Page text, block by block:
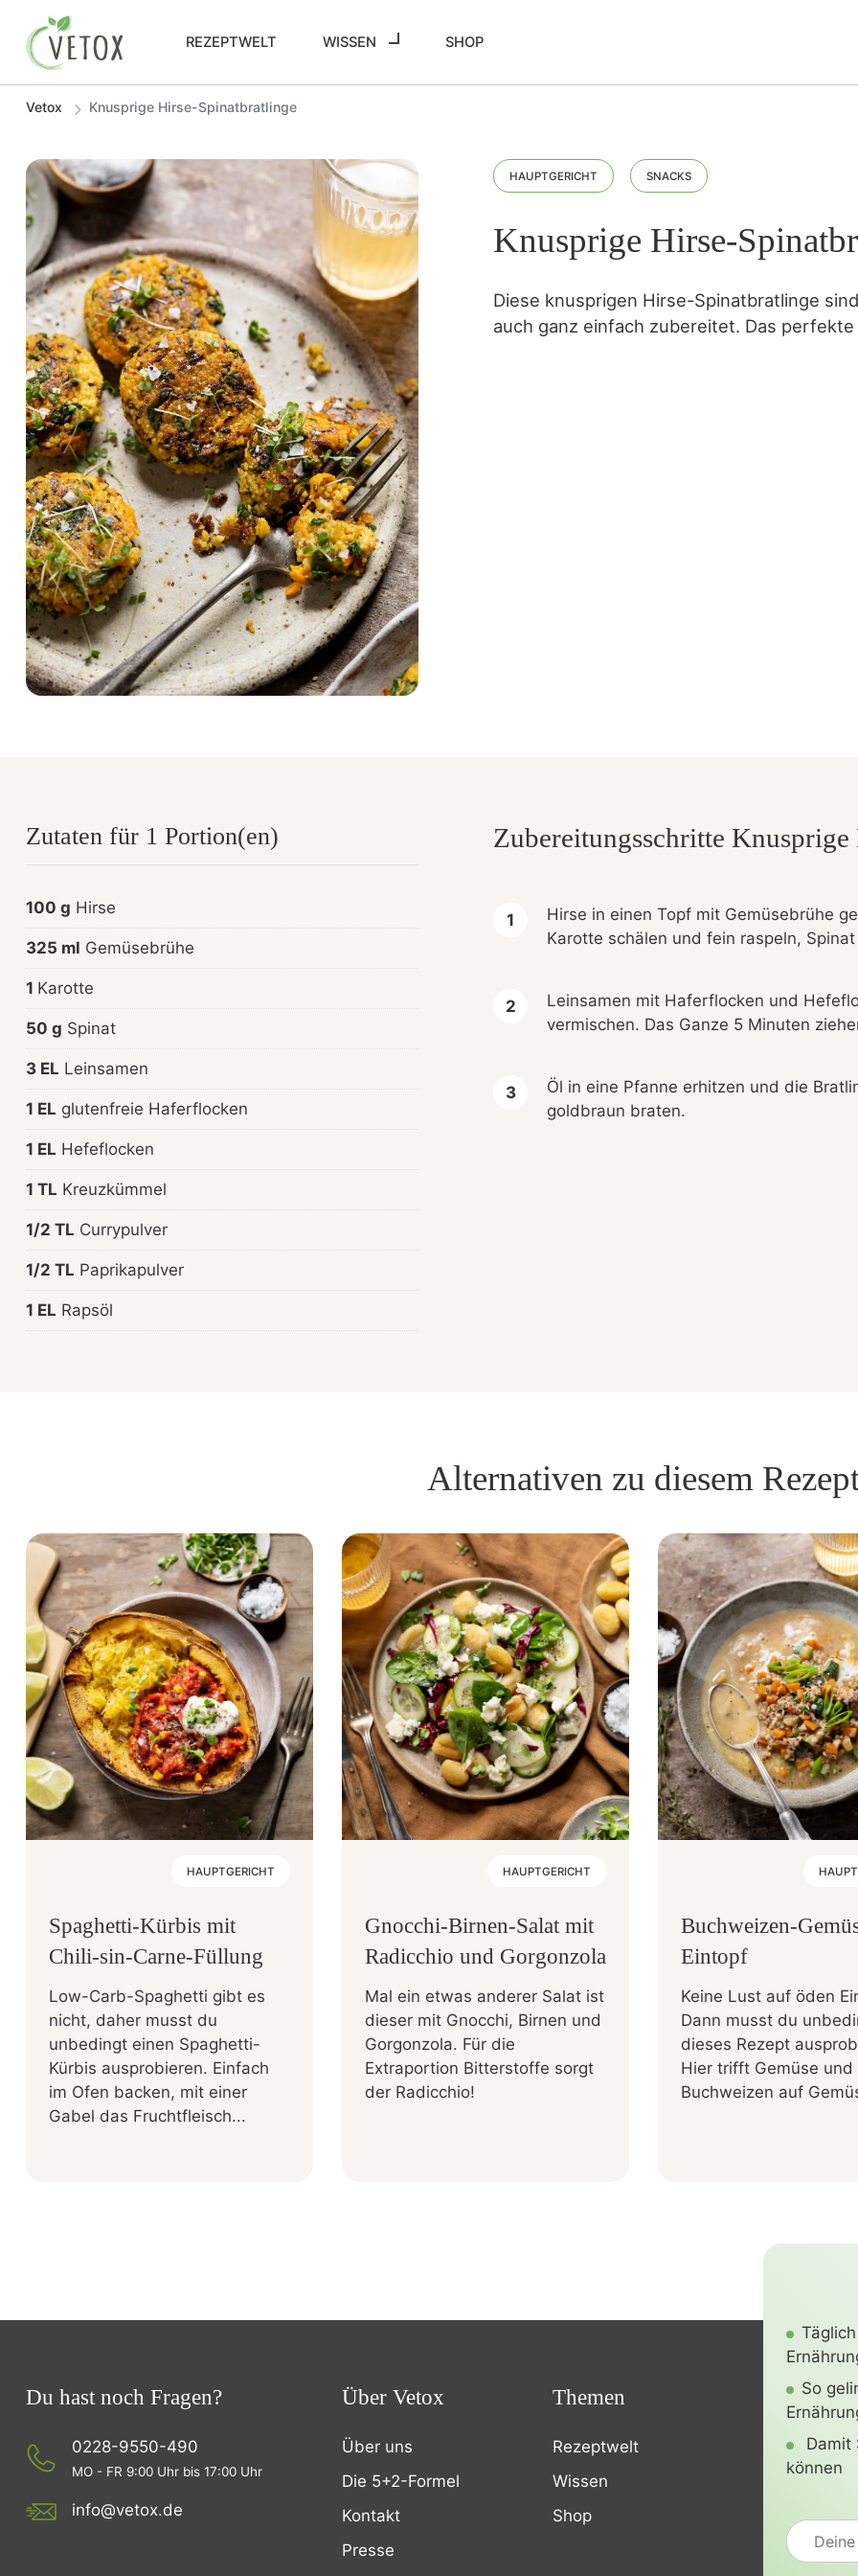
REZEPTWELT WISSEN SHOP
Vetox Knusprige Hirse-Spinatbratlinge
HAUPTGERICHT SNACKS
Knusprige Hirse-
Diese knusprigen Hirse-Spinatbratlinge
auch ganz einfach zubereitet. Das
Zutaten für 1 Portion(en)
100 g Hirse
325 ml Gemüsebrühe
1 Karotte
50 g Spinat
3 EL Leinsamen
1 EL glutenfreie Haferflocken
1 EL Hefeflocken
1 TL Kreuzkümmel
1/2 TL Currypulver
1/2 TL Paprikapulver
1 EL Rapsöl
Zubereitungsschritte
Hirse in einen Topf mit Gemüsebrühe
Karotte schälen und fein raspeln,
Leinsamen mit Haferflocken und
vermischen. Das Ganze 5 Minuten
Öl in eine Pfanne erhitzen und die
goldbraun braten.
Alternativen zu diesem
HAUPTGERICHT
Spaghetti-Kürbis mit
Chili-sin-Carne-Füllung
Low-Carb-Spaghetti gibt es
nicht, daher musst du
unbedingt einen Spaghetti-
Kürbis ausprobieren. Einfach
im Ofen backen, mit einer
Gabel das Fruchtfleisch...
HAUPTGERICHT
Gnocchi-Birnen-Salat mit
Radicchio und Gorgonzola
Mal ein etwas anderer Salat ist
dieser mit Gnocchi, Birnen und
Gorgonzola. Für die
Extraportion Bitterstoffe sorgt
der Radicchio!
Buchweizen-
Eintopf
Keine Lust auf öden
Dann musst du
dieses Rezept
Hier trifft Gemüse und
Buchweizen auf
Du hast noch Fragen?
0228-9550-490
MO - FR 9:00 Uhr bis 17:00 Uhr
info@vetox.de
Über Vetox
Über uns
Die 5+2-Formel
Kontakt
Presse
Themen
Rezeptwelt
Wissen
Shop
So
Damit
können